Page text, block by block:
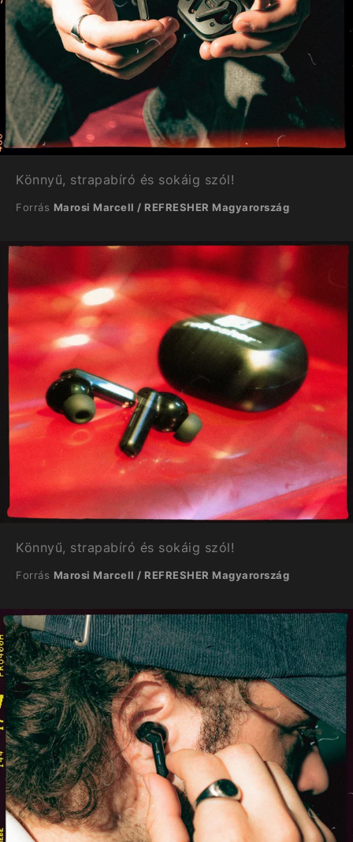
Könnyű, strapabíró és sokáig szól!
Forrás Marosi Marcell / REFRESHER Magyarország
Könnyű, strapabíró és sokáig szól!
Forrás Marosi Marcell / REFRESHER Magyarország